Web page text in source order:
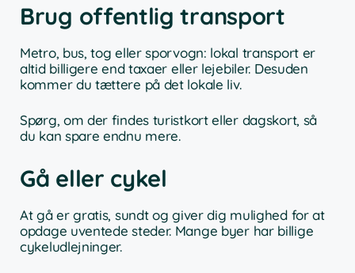
Brug offentlig transport
Metro, bus, tog eller sporvogn: lokal transport er
altid billigere end taxaer eller lejebiler. Desuden
kommer du tættere på det lokale liv.
Spørg, om der findes turistkort eller dagskort, så
du kan spare endnu mere.
Gå eller cykel
At gå er gratis, sundt og giver dig mulighed for at
opdage uventede steder. Mange byer har billige
cykeludlejninger.